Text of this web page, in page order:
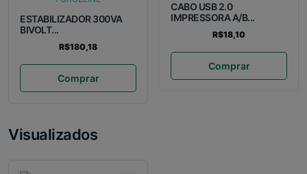
ESTABILIZADOR 300VA
BIVOLT...
R$180,18
Comprar
CABO USB 2.0
IMPRESSORA A/B...
R$18,10
Comprar
Visualizados